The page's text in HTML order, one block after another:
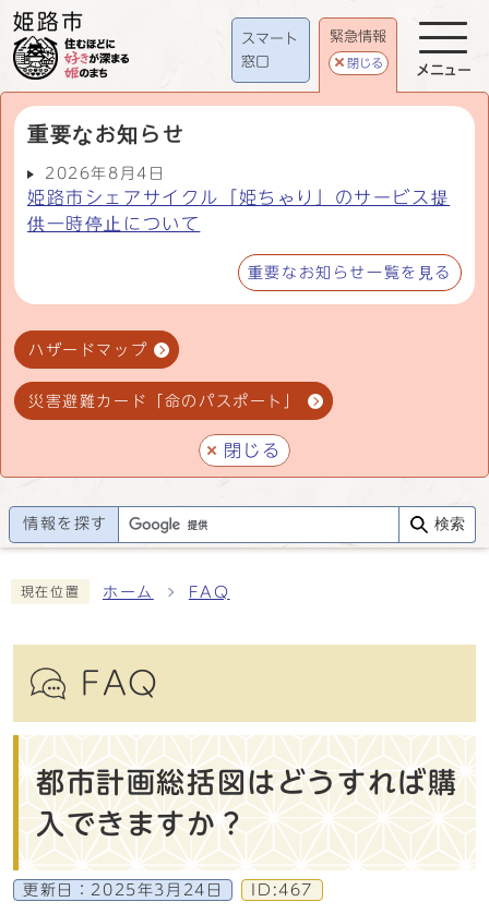
スマート
窓口
緊急情報
閉じる
重要なお知らせ
2026年8月4日
姫路市シェアサイクル「姫ちゃり」のサービス提
供一時停止について
重要なお知らせ一覧を見る
ハザードマップ
災害避難カード「命のパスポート」
閉じる
メニュー
情報を探す 検索
現在位置 ホーム FAQ
FAQ
都市計画総括図はどうすれば購
入できますか？
更新日： 2025年3月24日 ID:467